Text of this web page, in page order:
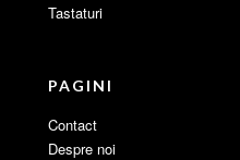
Tastaturi
PAGINI
Contact
Despre noi